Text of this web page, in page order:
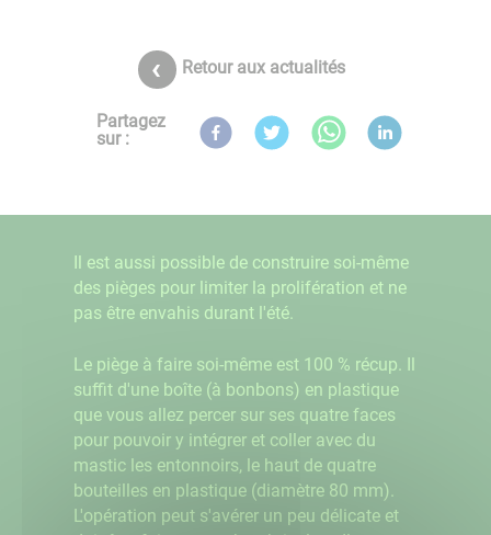
Retour aux actualités
Partagez
sur :
Il est aussi possible de construire soi-même
des pièges pour limiter la prolifération et ne
pas être envahis durant l'été.
Le piège à faire soi-même est 100 % récup. Il
suffit d'une boîte (à bonbons) en plastique
que vous allez percer sur ses quatre faces
pour pouvoir y intégrer et coller avec du
mastic les entonnoirs, le haut de quatre
bouteilles en plastique (diamètre 80 mm).
L'opération peut s'avérer un peu délicate et